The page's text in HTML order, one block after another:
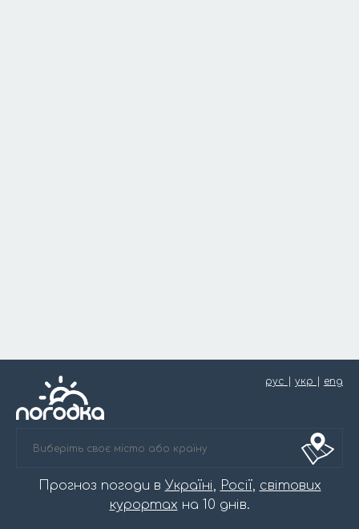
рус укр eng
Прогноз погоди в Україні, Росії, світових
курортах на 10 днів.